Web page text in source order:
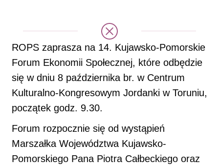
ROPS zaprasza na 14. Kujawsko-Pomorskie
Forum Ekonomii Społecznej, które odbędzie
się w dniu 8 października br. w Centrum
Kulturalno-Kongresowym Jordanki w Toruniu,
początek godz. 9.30.
Forum rozpocznie się od wystąpień
Marszałka Województwa Kujawsko-
Pomorskiego Pana Piotra Całbeckiego oraz